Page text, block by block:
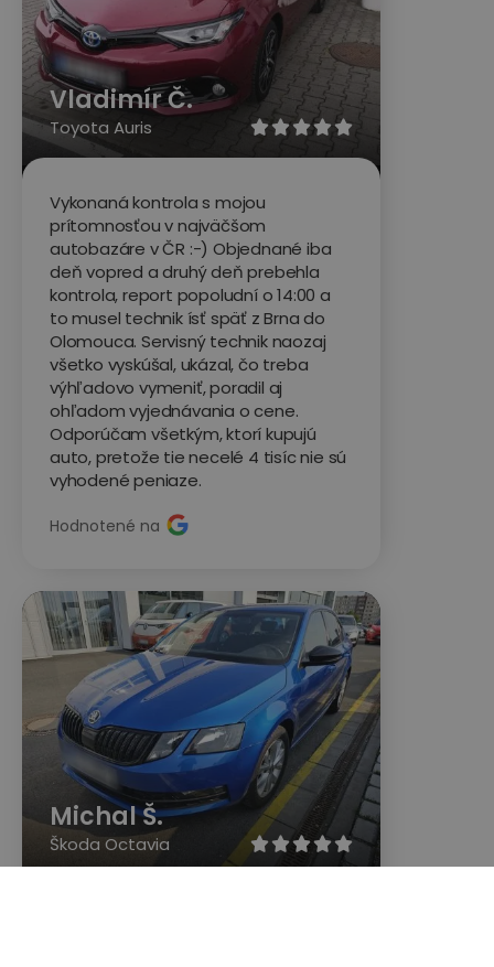
 
Vladimír Č.
Toyota Auris
Vykonaná kontrola s mojou
prítomnosťou v najväčšom
autobazáre v ČR :-) Objednané iba
deň vopred a druhý deň prebehla
kontrola, report popoludní o 14:00 a
to musel technik ísť späť z Brna do
Olomouca. Servisný technik naozaj
všetko vyskúšal, ukázal, čo treba
výhľadovo vymeniť, poradil aj
ohľadom vyjednávania o cene.
Odporúčam všetkým, ktorí kupujú
auto, pretože tie necelé 4 tisíc nie sú
vyhodené peniaze.
Hodnotené na

Michal Š.
Škoda Octavia